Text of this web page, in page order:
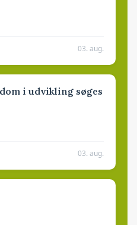
03. aug.
i udvikling søges
03. aug.